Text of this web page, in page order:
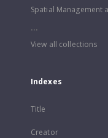
Spatial Management
...
View all collections
Indexes
Title
Creator